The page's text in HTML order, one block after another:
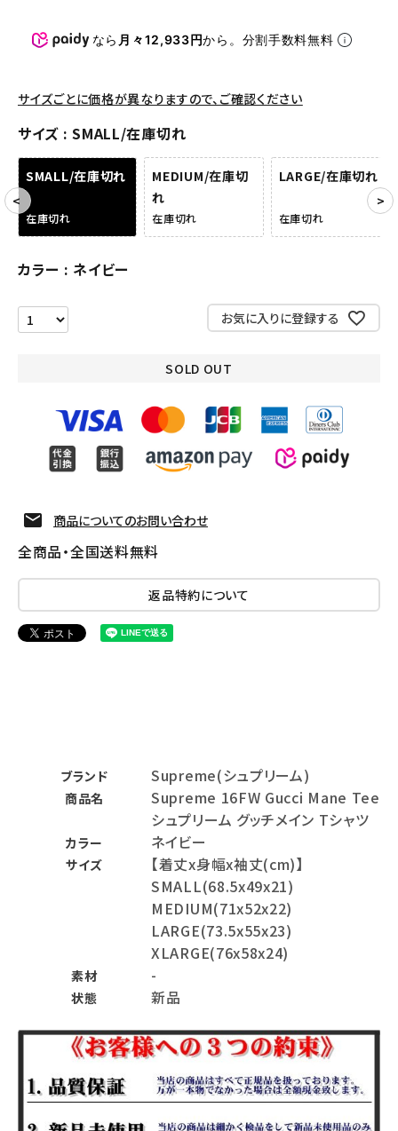
アクセサリー
COLLABORATION BRAND
SEASON
CONTENTS
ACCOUNT MENU
Follow us
なら 月々12,933円から。分割手数料無料
サイズごとに価格が異なりますので、ご確認ください
サイズ SMALL/在庫切れ
SMALL/在庫切れ
在庫切れ
MEDIUM/在庫切
れ
在庫切れ
LARGE/在庫切れ
在庫切れ
カラー ネイビー
お気に入りに登録する
SOLD OUT
商品についてのお問い合わせ
全商品・全国送料無料
返品特約について
ブランド Supreme(シュプリーム)
商品名
Supreme 16FW Gucci Mane Tee
シュプリーム グッチメイン Tシャツ
カラー ネイビー
サイズ
【着丈x身幅x袖丈(cm)】
SMALL(68.5x49x21)
MEDIUM(71x52x22)
LARGE(73.5x55x23)
XLARGE(76x58x24)
素材 -
状態 新品